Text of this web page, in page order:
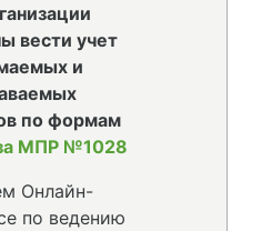
вести учет
и
по формам
МПР №1028
Онлайн-
по ведению